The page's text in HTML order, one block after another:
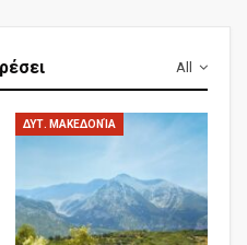
All
ΔΥΤ. ΜΑΚΕΔΟΝΊΑ